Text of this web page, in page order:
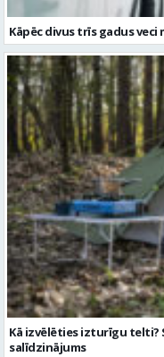
Kāpēc divus trīs gadus
Kā izvēlēties izturīgu telti?
salīdzinājums